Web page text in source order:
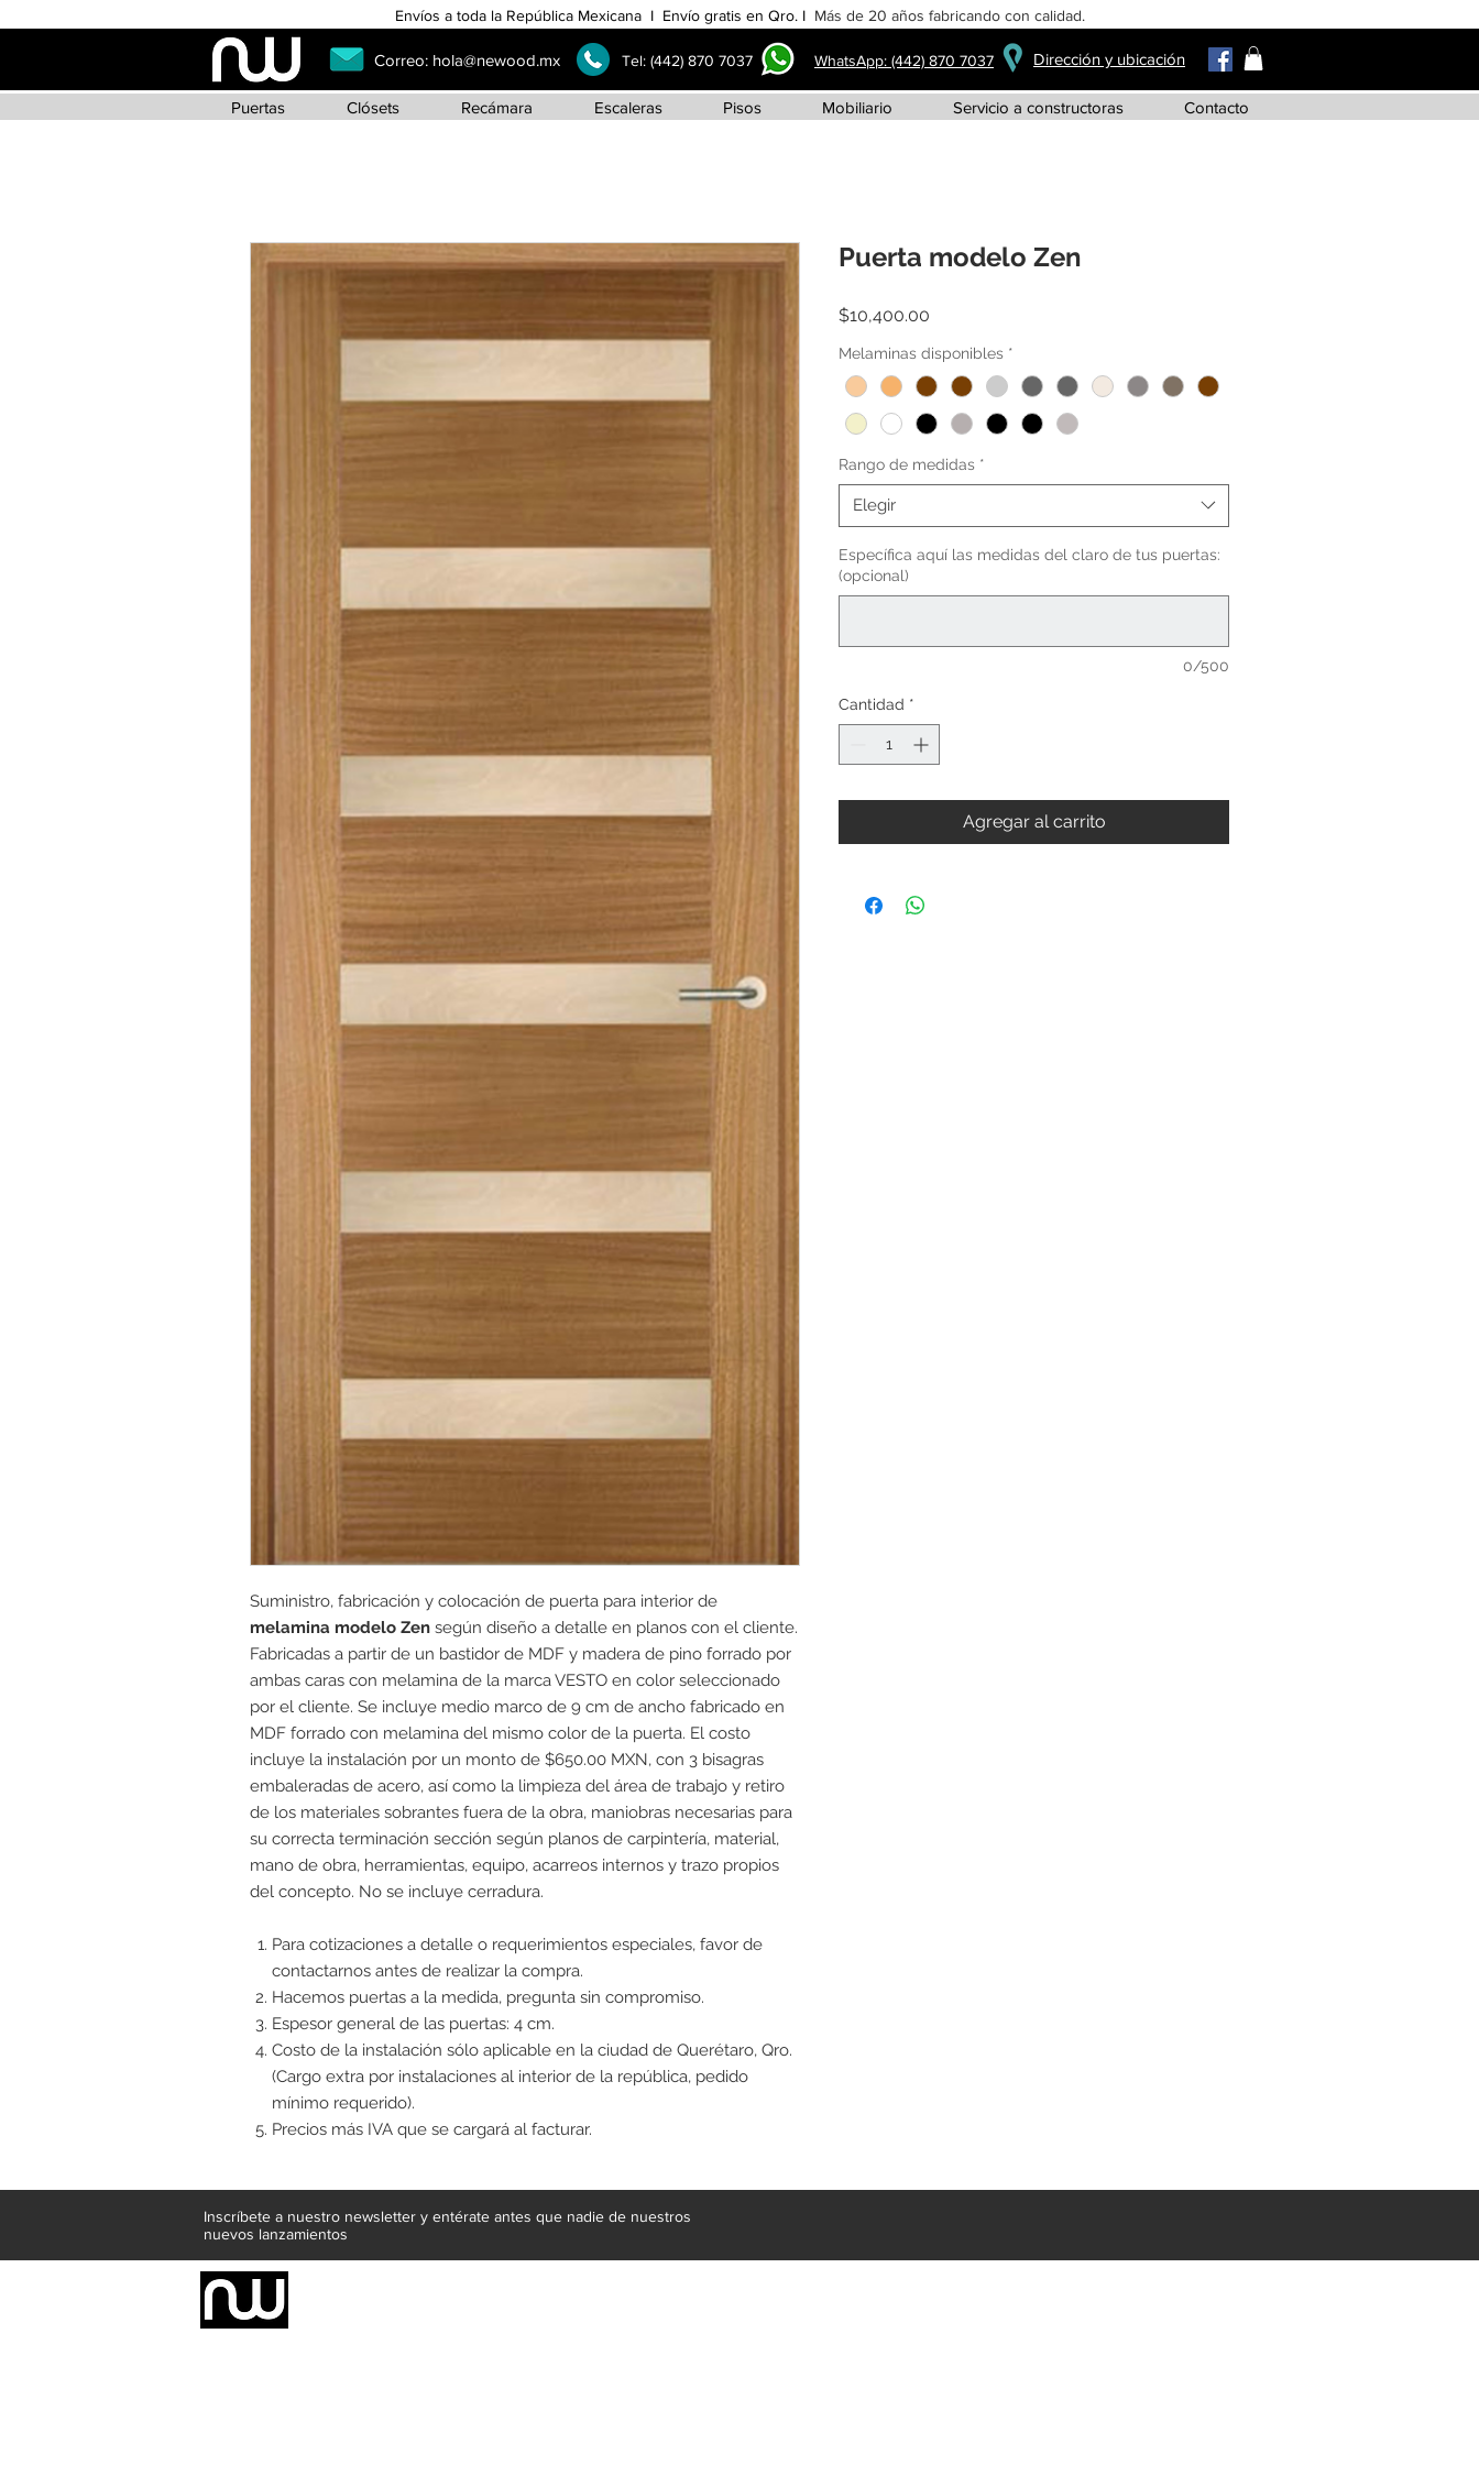
Envíos a toda la República Mexicana I Envío gratis en Qro. I Más de 20 años fabricando con calidad.
Correo: hola@newood.mx Tel: (442) 870 7037 WhatsApp: (442) 870 7037 Dirección y ubicación
Puertas Clósets Recámara Escaleras Pisos Mobiliario Servicio a constructoras Contacto
Suministro, fabricación y colocación de puerta para interior de
melamina modelo Zen según diseño a detalle en planos con el cliente.
Fabricadas a partir de un bastidor de MDF y madera de pino forrado por
ambas caras con melamina de la marca VESTO en color seleccionado
por el cliente. Se incluye medio marco de 9 cm de ancho fabricado en
MDF forrado con melamina del mismo color de la puerta. El costo
incluye la instalación por un monto de $650.00 MXN, con 3 bisagras
embaleradas de acero, así como la limpieza del área de trabajo y retiro
de los materiales sobrantes fuera de la obra, maniobras necesarias para
su correcta terminación sección según planos de carpintería, material,
mano de obra, herramientas, equipo, acarreos internos y trazo propios
del concepto. No se incluye cerradura.
Para cotizaciones a detalle o requerimientos especiales, favor de
contactarnos antes de realizar la compra.
Hacemos puertas a la medida, pregunta sin compromiso.
Espesor general de las puertas: 4 cm.
Costo de la instalación sólo aplicable en la ciudad de Querétaro, Qro.
(Cargo extra por instalaciones al interior de la república, pedido
mínimo requerido).
Precios más IVA que se cargará al facturar.
Puerta modelo Zen
$10,400.00
Melaminas disponibles *
Rango de medidas *
Elegir
Específica aquí las medidas del claro de tus puertas:
(opcional)
0/500
Cantidad *
Agregar al carrito
Inscríbete a nuestro newsletter y entérate antes que nadie de nuestros
nuevos lanzamientos